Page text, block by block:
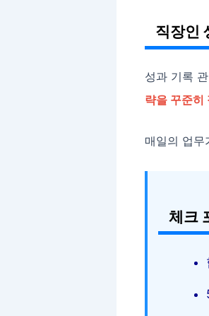
직장인
성과 기록
략을 꾸준히
매일의 업무
체크